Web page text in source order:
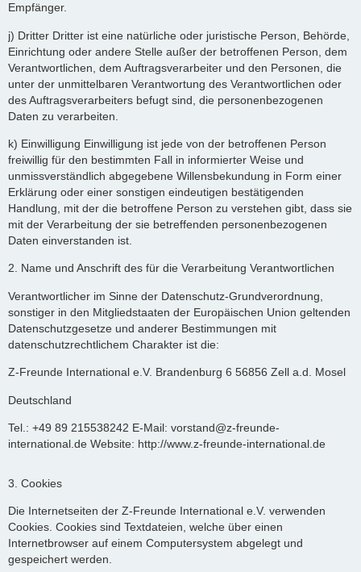
Empfänger.
j) Dritter Dritter ist eine natürliche oder juristische Person, Behörde,
Einrichtung oder andere Stelle außer der betroffenen Person, dem
Verantwortlichen, dem Auftragsverarbeiter und den Personen, die
unter der unmittelbaren Verantwortung des Verantwortlichen oder
des Auftragsverarbeiters befugt sind, die personenbezogenen
Daten zu verarbeiten.
k) Einwilligung Einwilligung ist jede von der betroffenen Person
freiwillig für den bestimmten Fall in informierter Weise und
unmissverständlich abgegebene Willensbekundung in Form einer
Erklärung oder einer sonstigen eindeutigen bestätigenden
Handlung, mit der die betroffene Person zu verstehen gibt, dass sie
mit der Verarbeitung der sie betreffenden personenbezogenen
Daten einverstanden ist.
2. Name und Anschrift des für die Verarbeitung Verantwortlichen
Verantwortlicher im Sinne der Datenschutz-Grundverordnung,
sonstiger in den Mitgliedstaaten der Europäischen Union geltenden
Datenschutzgesetze und anderer Bestimmungen mit
datenschutzrechtlichem Charakter ist die:
Z-Freunde International e.V. Brandenburg 6 56856 Zell a.d. Mosel
Deutschland
Tel.: +49 89 215538242 E-Mail: vorstand@z-freunde-
international.de Website: http://www.z-freunde-international.de
3. Cookies
Die Internetseiten der Z-Freunde International e.V. verwenden
Cookies. Cookies sind Textdateien, welche über einen
Internetbrowser auf einem Computersystem abgelegt und
gespeichert werden.